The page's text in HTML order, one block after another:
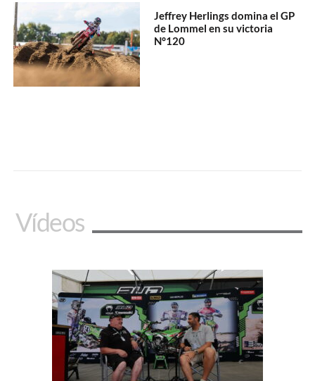
Jeffrey Herlings domina el GP
de Lommel en su victoria
N°120
Vídeos